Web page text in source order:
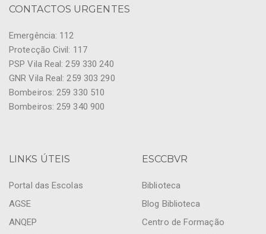
CONTACTOS URGENTES
Emergência: 112
Protecção Civil: 117
PSP Vila Real: 259 330 240
GNR Vila Real: 259 303 290
Bombeiros: 259 330 510
Bombeiros: 259 340 900
LINKS ÚTEIS
Portal das Escolas
AGSE
ANQEP
ESCCBVR
Biblioteca
Blog Biblioteca
Centro de Formação